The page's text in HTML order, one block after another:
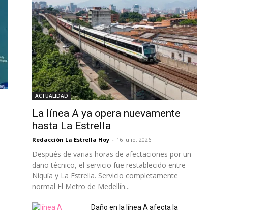
ACTUALIDAD
La línea A ya opera nuevamente
hasta La Estrella
Redacción La Estrella Hoy - 16 julio, 2026
Después de varias horas de afectaciones por un
daño técnico, el servicio fue restablecido entre
Niquía y La Estrella. Servicio completamente
normal El Metro de Medellín...
Daño en la línea A afecta la